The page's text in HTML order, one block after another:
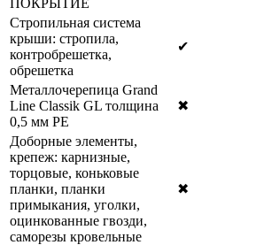
Стропильная система
крыши: стропила,
контробрешетка,
обрешетка
✔
Металлочерепица Grand
Line Classik GL толщина
0,5 мм РЕ
✖
Доборные элементы,
крепеж: карнизные,
торцовые, коньковые
планки, планки
примыкания, уголки,
оцинкованные гвозди,
саморезы кровельные
✖